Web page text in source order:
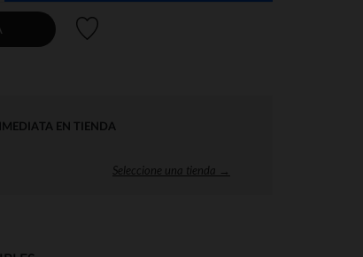
EN TIENDA
Seleccione una tienda →